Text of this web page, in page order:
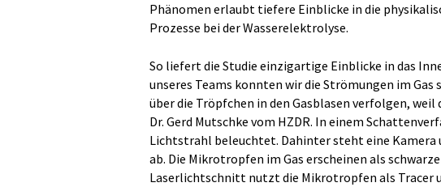
Phänomen erlaubt tiefere Einblicke in die
Prozesse bei der Wasserelektrolyse.
So liefert die Studie einzigartige Einblicke in das
unseres Teams konnten wir die Strömungen im
über die Tröpfchen in den Gasblasen verfolgen,
Dr. Gerd Mutschke vom HZDR. In einem
Lichtstrahl beleuchtet. Dahinter steht eine Kamera
ab. Die Mikrotropfen im Gas erscheinen als
Laserlichtschnitt nutzt die Mikrotropfen als Tracer